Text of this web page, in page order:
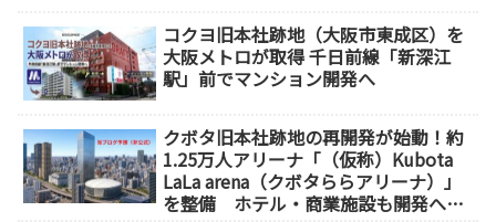
コクヨ旧本社跡地（大阪市東成区）を
大阪メトロが取得 千日前線「新深江
駅」前でマンション開発へ
クボタ旧本社跡地の再開発が始動！約
1.25万人アリーナ「（仮称）Kubota
LaLa arena（クボタららアリーナ）」
を整備 ホテル・商業施設も開発へ